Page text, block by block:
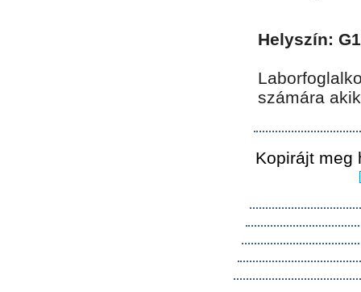
Helyszín:
számára
Kopirájt meg